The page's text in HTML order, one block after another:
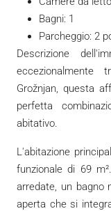
Bagni: 1
Parcheggio: 2
Descrizione
eccezionalmente
Grožnjan, questa
perfetta
abitativo.
L'abitazione
funzionale di 69
arredate, un bagno
aperta che si